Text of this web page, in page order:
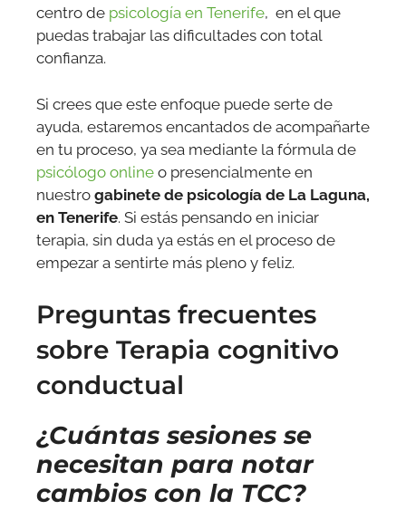
centro de psicología en Tenerife, en el que
puedas trabajar las dificultades con total
confianza.
Si crees que este enfoque puede serte de
ayuda, estaremos encantados de acompañarte
en tu proceso, ya sea mediante la fórmula de
psicólogo online o presencialmente en
nuestro gabinete de psicología de La Laguna,
en Tenerife. Si estás pensando en iniciar
terapia, sin duda ya estás en el proceso de
empezar a sentirte más pleno y feliz.
Preguntas frecuentes
sobre Terapia cognitivo
conductual
¿Cuántas sesiones se
necesitan para notar
cambios con la TCC?